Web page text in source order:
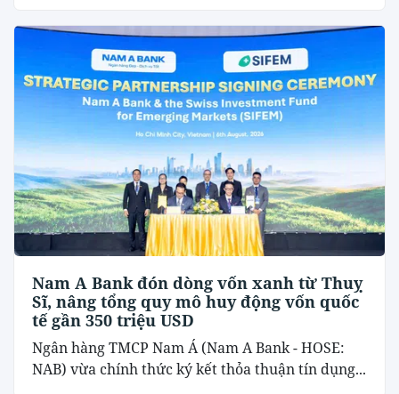
Nam A Bank đón dòng vốn xanh từ Thuỵ
Sĩ, nâng tổng quy mô huy động vốn quốc
tế gần 350 triệu USD
Ngân hàng TMCP Nam Á (Nam A Bank - HOSE:
NAB) vừa chính thức ký kết thỏa thuận tín dụng...